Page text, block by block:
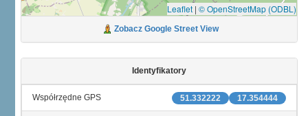
Leaflet | © OpenStreetMap (ODBL)
Zobacz Google Street View
Identyfikatory
17.354444
51.332222
Współrzędne GPS